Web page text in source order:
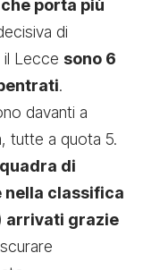
porta più
di
Lecce sono 6
.
davanti a
tutte a quota 5.
di
nella classifica
arrivati grazie